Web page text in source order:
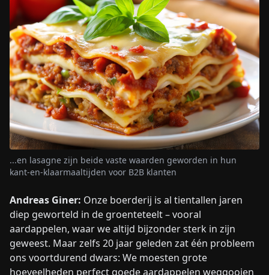
...en lasagne zijn beide vaste waarden geworden in hun
kant-en-klaarmaaltijden voor B2B klanten
Andreas Giner: Onze boerderij is al tientallen jaren
diep geworteld in de groenteteelt – vooral
aardappelen, waar we altijd bijzonder sterk in zijn
geweest. Maar zelfs 20 jaar geleden zat één probleem
ons voortdurend dwars: We moesten grote
hoeveelheden perfect goede aardappelen weggooien